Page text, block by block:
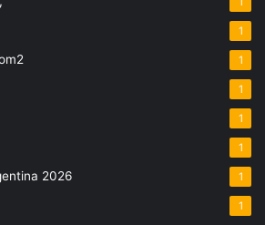
1
1
1
1
1
2026 1
1